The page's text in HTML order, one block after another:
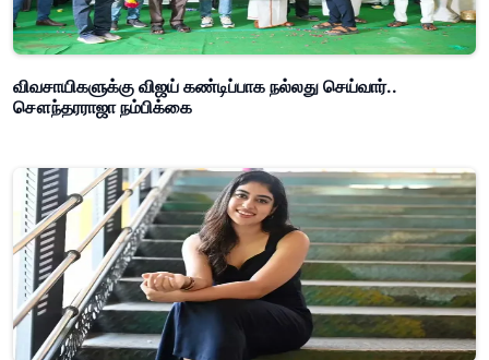
விவசாயிகளுக்கு விஜய் கண்டிப்பாக நல்லது செய்வார்..
சௌந்தரராஜா நம்பிக்கை